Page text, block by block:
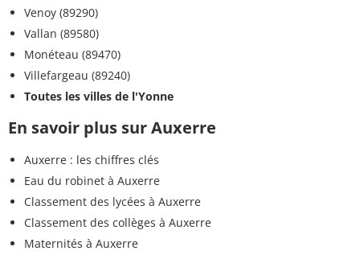
Venoy (89290)
Vallan (89580)
Monéteau (89470)
Villefargeau (89240)
Toutes les villes de l'Yonne
En savoir plus sur Auxerre
Auxerre : les chiffres clés
Eau du robinet à Auxerre
Classement des lycées à Auxerre
Classement des collèges à Auxerre
Maternités à Auxerre